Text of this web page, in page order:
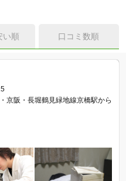
い順 口コミ数順
阪・長堀鶴見緑地線京橋駅から